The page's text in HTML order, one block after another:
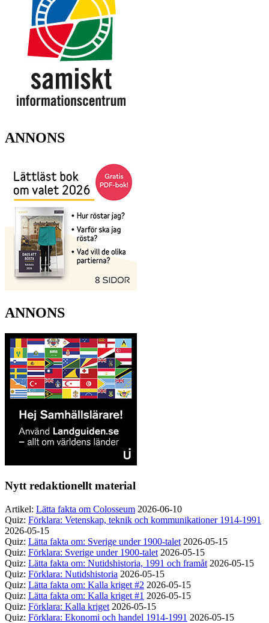
ANNONS
ANNONS
Nytt redaktionellt material
Artikel: Lätta fakta om Colosseum 2026-06-10
Quiz: Förklara: Vetenskap, teknik och kommunikationer 1914-1991
2026-05-15
Quiz: Lätta fakta om: Sverige under 1900-talet 2026-05-15
Quiz: Förklara: Sverige under 1900-talet 2026-05-15
Quiz: Lätta fakta om: Nutidshistoria, 1991 och framåt 2026-05-15
Quiz: Förklara: Nutidshistoria 2026-05-15
Quiz: Lätta fakta om: Kalla kriget #2 2026-05-15
Quiz: Lätta fakta om: Kalla kriget #1 2026-05-15
Quiz: Förklara: Kalla kriget 2026-05-15
Quiz: Förklara: Ekonomi och handel 1914-1991 2026-05-15